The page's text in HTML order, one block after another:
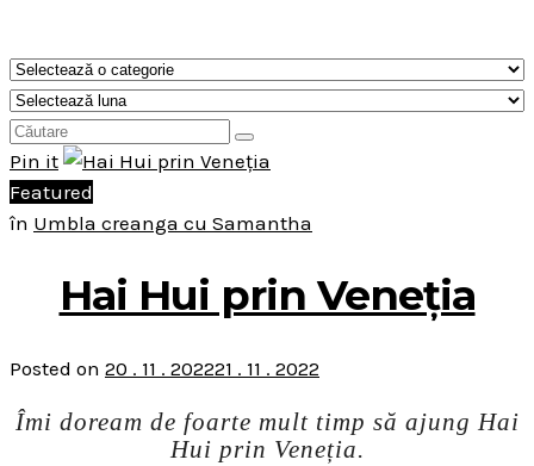
Pin it
Featured
în Umbla creanga cu Samantha
Hai Hui prin Veneția
Posted on 20 . 11 . 202221 . 11 . 2022
Îmi doream de foarte mult timp să ajung Hai
Hui prin Veneția.